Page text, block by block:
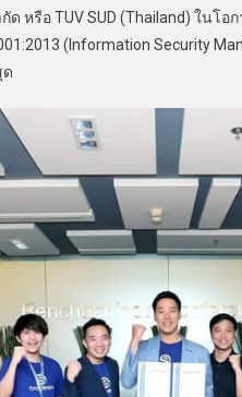
หรือ TUV SUD (Thailand) ในโ
(Information Security
ด